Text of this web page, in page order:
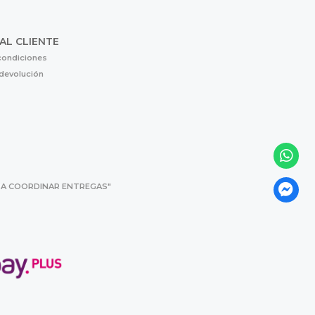
CLIENTE
COORDINAR ENTREGAS"